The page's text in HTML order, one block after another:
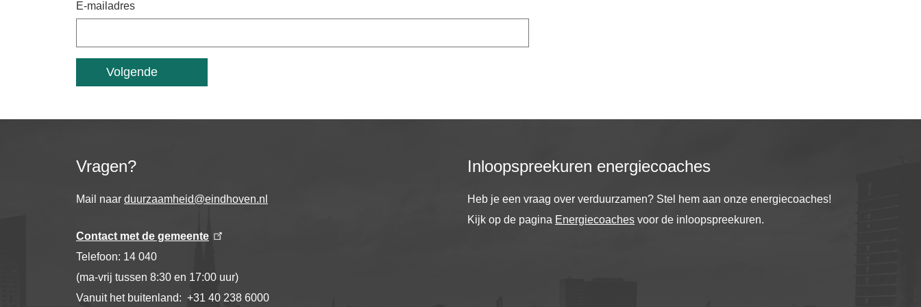
E-mailadres
Vragen?
Mail naar duurzaamheid@eindhoven.nl
Contact met de gemeente
Telefoon: 14 040
(ma-vrij tussen 8:30 en 17:00 uur)
Vanuit het buitenland: +31 40 238 6000
Inloopspreekuren energiecoaches
Heb je een vraag over verduurzamen? Stel hem aan onze energiecoaches!
Kijk op de pagina Energiecoaches voor de inloopspreekuren.